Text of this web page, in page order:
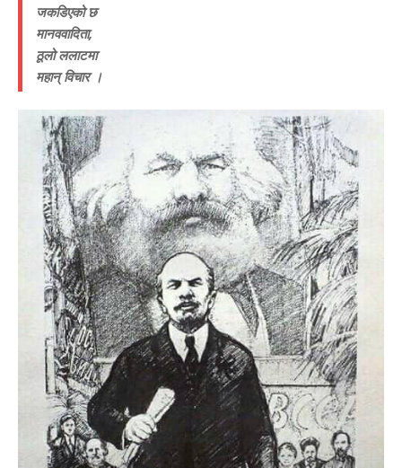
जकडिएको छ
मानववादिता,
ठूलो ललाटमा
महान् विचार ।